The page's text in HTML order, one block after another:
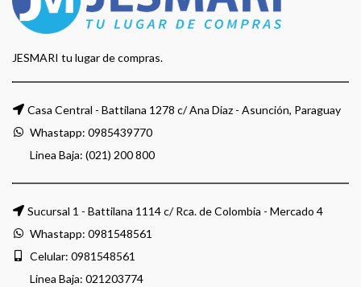
JESMARI tu lugar de compras.
Casa Central - Battilana 1278 c/ Ana Diaz - Asunción, Paraguay
Whastapp: 0985439770
Linea Baja: (021) 200 800
Sucursal 1 - Battilana 1114 c/ Rca. de Colombia - Mercado 4
Whastapp: 0981548561
Celular: 0981548561
Linea Baja: 021203774